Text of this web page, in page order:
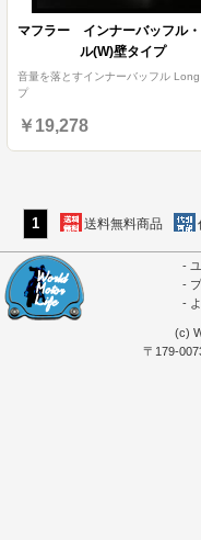
マフラー インナーバッフル
ル(W)壁タイプ
音量を落とすインナーバッフル Long
プ
￥19,278
1 送料無料商品
(c)
〒179-